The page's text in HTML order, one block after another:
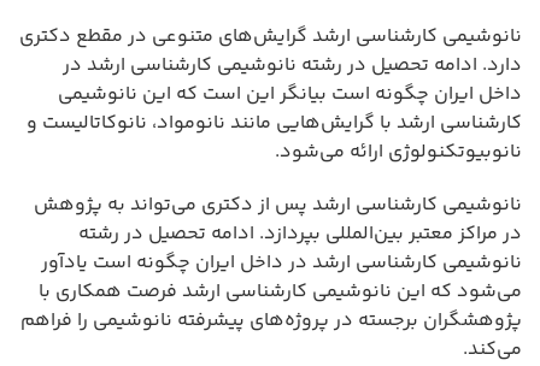
نانوشیمی کارشناسی ارشد گرایش‌های متنوعی در مقطع دکتری
دارد. ادامه تحصیل در رشته نانوشیمی کارشناسی ارشد در
داخل ایران چگونه است بیانگر این است که این نانوشیمی
کارشناسی ارشد با گرایش‌هایی مانند نانومواد، نانوکاتالیست و
نانوبیوتکنولوژی ارائه می‌شود.
نانوشیمی کارشناسی ارشد پس از دکتری می‌تواند به پژوهش
در مراکز معتبر بین‌المللی بپردازد. ادامه تحصیل در رشته
نانوشیمی کارشناسی ارشد در داخل ایران چگونه است یادآور
می‌شود که این نانوشیمی کارشناسی ارشد فرصت همکاری با
پژوهشگران برجسته در پروژه‌های پیشرفته نانوشیمی را فراهم
می‌کند.